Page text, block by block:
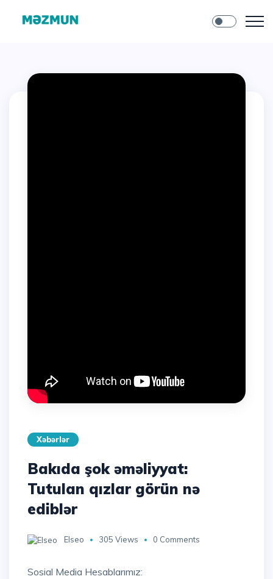
Xəbərlər
Bakıda şok əməliyyat:
Tutulan qızlar görün nə
ediblər
Elseo 305 Views 0 Comments
Sosial Media Hesablarımız: